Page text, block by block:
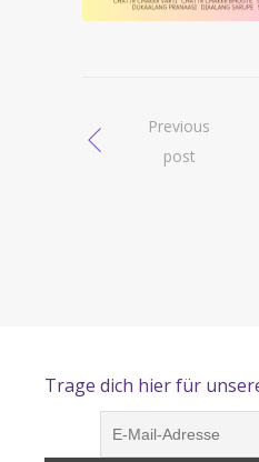
Previous
post
Trage dich hier für